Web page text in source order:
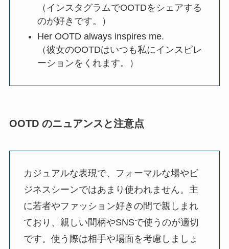
（インスタグラムでOOTDをシェアする
のが好きです。）
Her OOTD always inspires me.
（彼女のOOTDはいつも私にインスピレ
ーションをくれます。）
OOTD のニュアンスと注意点
カジュアルな表現で、フォーマルな場やビ
ジネスシーンではあまり使われません。主
に若者やファッション好きの間で親しまれ
ており、親しい間柄やSNSで使うのが適切
です。使う際は相手や場面を考慮しましょ